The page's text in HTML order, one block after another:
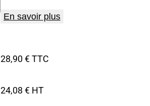
En savoir plus
28,90 € TTC
24,08 € HT